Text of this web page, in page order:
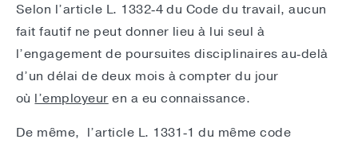
Selon l’article L. 1332‑4 du Code du travail, aucun
fait fautif ne peut donner lieu à lui seul à
l’engagement de poursuites disciplinaires au‑delà
d’un délai de deux mois à compter du jour
où l’employeur en a eu connaissance.
De même, l’article L. 1331‑1 du même code